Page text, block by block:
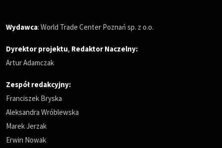
Wydawca: World Trade Center Poznań sp. z o.o.
Dyrektor projektu, Redaktor Naczelny:
Artur Adamczak
Zespół redakcyjny:
Franciszek Bryska
Aleksandra Wróblewska
Marek Jerzak
Erwin Nowak